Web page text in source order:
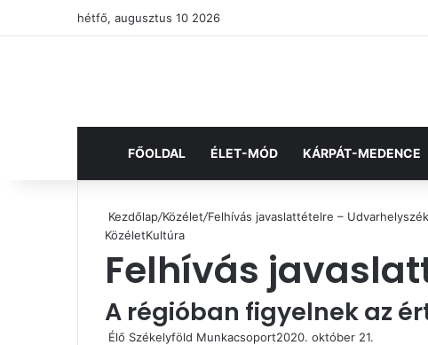
hétfő, augusztus 10 2026
FŐOLDAL ÉLET-MÓD KÁRPÁT-MEDENCE
Kezdőlap/Közélet/Felhívás javaslattételre –
KözéletKultúra
Felhívás
A régióban figyelnek az
Élő Székelyföld Munkacsoport2020. október 21.